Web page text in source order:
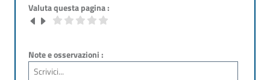
Valuta questa pagina :
Note e osservazioni :